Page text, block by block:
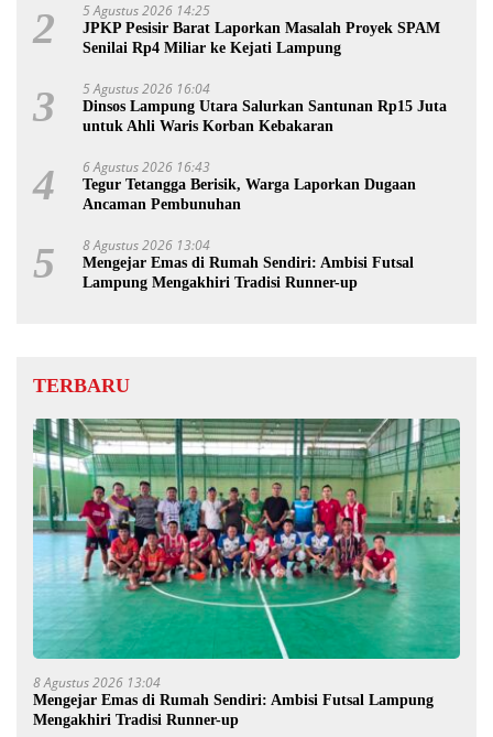
2 5 Agustus 2026 14:25
JPKP Pesisir Barat Laporkan Masalah Proyek SPAM
Senilai Rp4 Miliar ke Kejati Lampung
3 5 Agustus 2026 16:04
Dinsos Lampung Utara Salurkan Santunan Rp15 Juta
untuk Ahli Waris Korban Kebakaran
4 6 Agustus 2026 16:43
Tegur Tetangga Berisik, Warga Laporkan Dugaan
Ancaman Pembunuhan
5 8 Agustus 2026 13:04
Mengejar Emas di Rumah Sendiri: Ambisi Futsal
Lampung Mengakhiri Tradisi Runner-up
TERBARU
8 Agustus 2026 13:04
Mengejar Emas di Rumah Sendiri: Ambisi Futsal Lampung
Mengakhiri Tradisi Runner-up